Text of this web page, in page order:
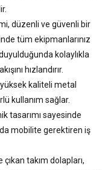
düzenli ve güvenli bir
tüm ekipmanlarınız
kolaylıkla
hızlandırır.
yüksek kaliteli metal
kullanım sağlar.
tasarımı sayesinde
mobilite gerektiren iş
takım dolapları,